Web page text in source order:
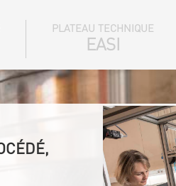
PLATEAU TECHNIQUE
EASI